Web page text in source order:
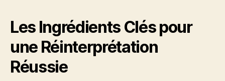
Les Ingrédients Clés pour
une Réinterprétation
Réussie